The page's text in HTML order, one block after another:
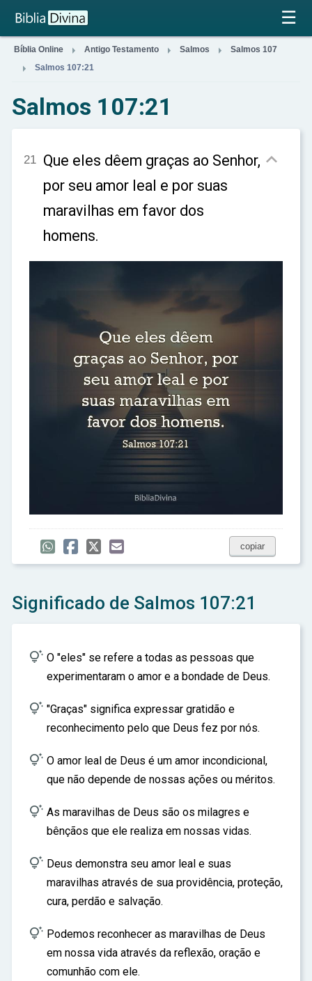
×
☰
Bíblia Online  Antigo Testamento  Salmos  Salmos 107
 Salmos 107:21
Salmos 107:21
21 Que eles dêem graças ao Senhor,
por seu amor leal e por suas
maravilhas em favor dos
homens.

copiar
Significado de Salmos 107:21
 O "eles" se refere a todas as pessoas que
experimentaram o amor e a bondade de Deus.
 "Graças" significa expressar gratidão e
reconhecimento pelo que Deus fez por nós.
 O amor leal de Deus é um amor incondicional,
que não depende de nossas ações ou méritos.
 As maravilhas de Deus são os milagres e
bênçãos que ele realiza em nossas vidas.
 Deus demonstra seu amor leal e suas
maravilhas através de sua providência, proteção,
cura, perdão e salvação.
 Podemos reconhecer as maravilhas de Deus
em nossa vida através da reflexão, oração e
comunhão com ele.